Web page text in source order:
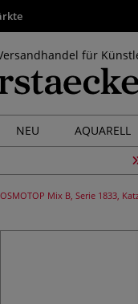
für
NEU AQUARELL
Mix B, Serie 1833,